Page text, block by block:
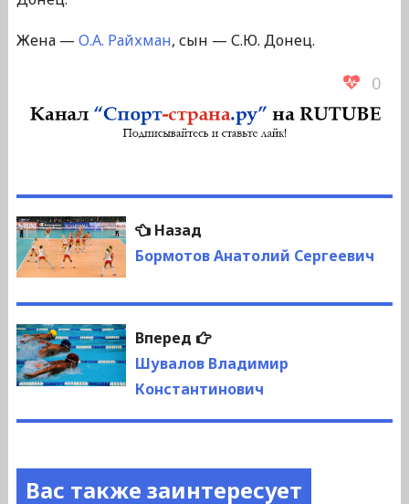
Жена — О.А. Райхман, сын — С.Ю. Донец.
0
Навигация
по
записям
НазадПредыдущая
запись:
Бормотов Анатолий Сергеевич
Вперед
Следующая
запись:
Шувалов Владимир
Константинович
Вас также заинтересует